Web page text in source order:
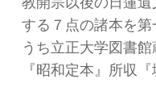
する７点の諸本を
うち立正大学図書
『昭和定本』所収